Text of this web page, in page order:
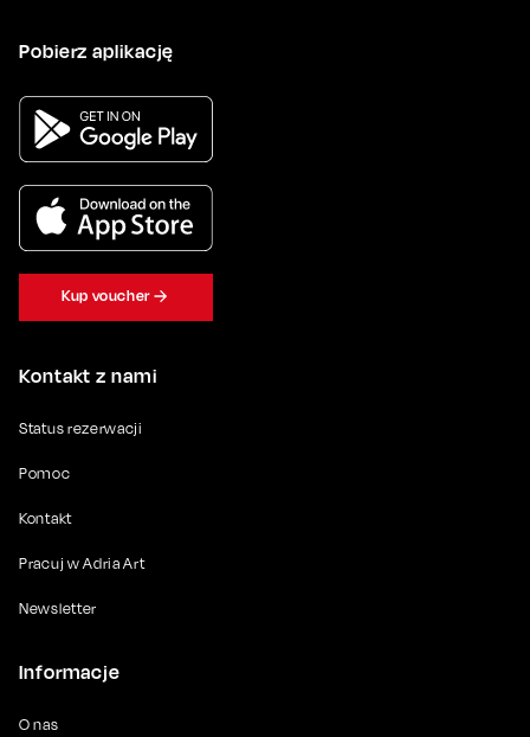
Kontakt z nami
Status rezerwacji
Pomoc
Kontakt
Pracuj w Adria Art
Newsletter
Informacje
O nas
Pobierz aplikację
Kup voucher